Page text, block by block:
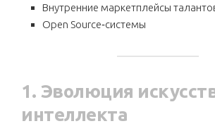
Внутренние маркетплейсы
Open Source‑системы
1. Эволюция
интеллекта